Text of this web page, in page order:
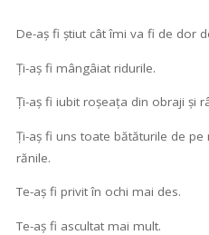
De-aș fi știut cât îmi va fi de dor
Ți-aș fi mângâiat ridurile.
Ți-aș fi iubit roșeața din obraji și
Ți-aș fi uns toate bătăturile de
rănile.
Te-aș fi privit în ochi mai des.
Te-aș fi ascultat mai mult.